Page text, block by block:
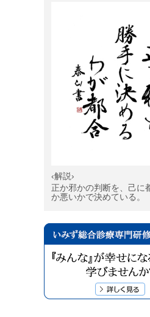
‹解説›
正か邪かの判断を、己に
か悪いかで決めている。